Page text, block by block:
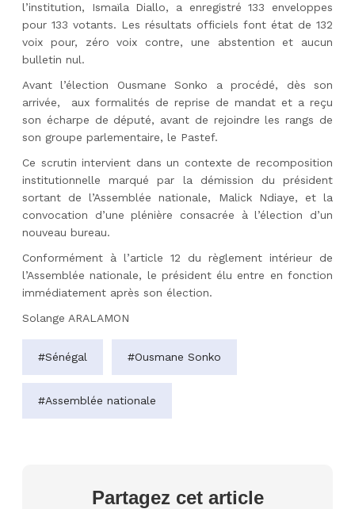
l’institution, Ismaïla Diallo, a enregistré 133 enveloppes
pour 133 votants. Les résultats officiels font état de 132
voix pour, zéro voix contre, une abstention et aucun
bulletin nul.
Avant l’élection Ousmane Sonko a procédé, dès son
arrivée,
aux formalités de reprise de mandat et a reçu
son écharpe de député, avant de rejoindre les rangs de
son groupe parlementaire, le Pastef.
Ce scrutin intervient dans un contexte de recomposition
institutionnelle marqué par la démission du président
sortant de l’Assemblée nationale, Malick Ndiaye, et la
convocation d’une plénière consacrée à l’élection d’un
nouveau bureau.
Conformément à l’article 12 du règlement intérieur de
l’Assemblée nationale, le président élu entre en fonction
immédiatement après son élection.
Solange ARALAMON
#Sénégal #Ousmane Sonko
#Assemblée nationale
Partagez cet article